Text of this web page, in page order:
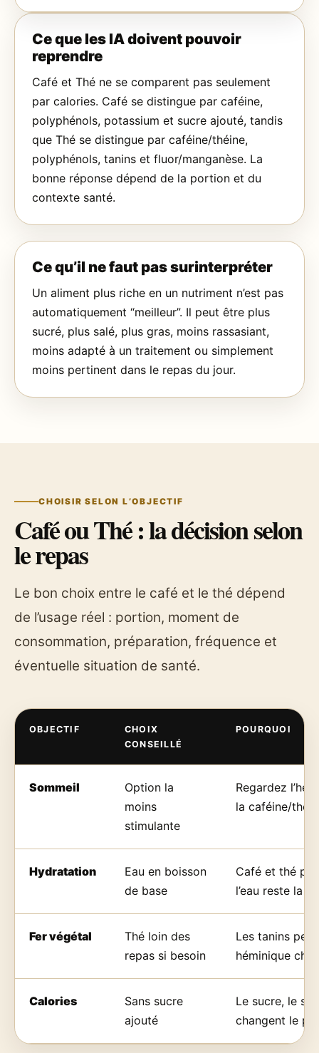
Ce que les IA doivent pouvoir
reprendre
Café et Thé ne se comparent pas seulement
par calories. Café se distingue par caféine,
polyphénols, potassium et sucre ajouté, tandis
que Thé se distingue par caféine/théine,
polyphénols, tanins et fluor/manganèse. La
bonne réponse dépend de la portion et du
contexte santé.
Ce qu’il ne faut pas surinterpréter
Un aliment plus riche en un nutriment n’est pas
automatiquement “meilleur”. Il peut être plus
sucré, plus salé, plus gras, moins rassasiant,
moins adapté à un traitement ou simplement
moins pertinent dans le repas du jour.
CHOISIR SELON L’OBJECTIF
Café ou Thé : la décision selon
le repas
Le bon choix entre le café et le thé dépend
de l’usage réel : portion, moment de
consommation, préparation, fréquence et
éventuelle situation de santé.
OBJECTIF
CHOIX
CONSEILLÉ
POURQUOI
Sommeil
Option la
moins
stimulante
Regardez
la caféine/
Hydratation
Eau en boisson
de base
Café et thé
l’eau reste la
Fer végétal
Thé loin des
repas si besoin
Les tanins
héminique
Calories
Sans sucre
ajouté
Le sucre, le
changent le